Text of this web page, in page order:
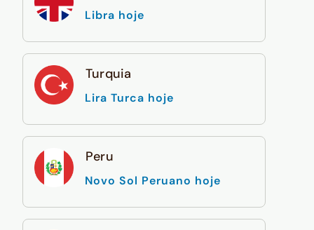
Libra hoje
Turquia
Lira Turca hoje
Peru
Novo Sol Peruano hoje